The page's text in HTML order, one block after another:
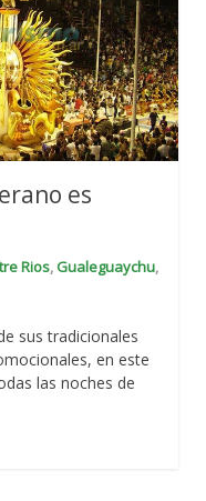
es
Rios, Gualeguaychu,
sus tradicionales
en este
las noches de